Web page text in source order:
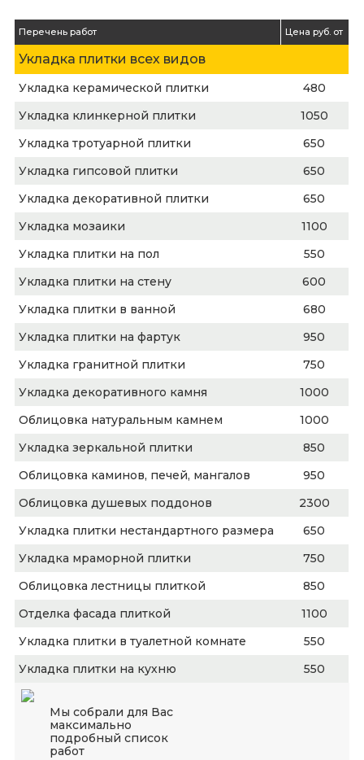
Перечень работ Цена руб. от
Укладка плитки всех видов
Укладка керамической плитки
480
Укладка клинкерной плитки
1050
Укладка тротуарной плитки
650
Укладка гипсовой плитки
650
Укладка декоративной плитки
650
Укладка мозаики
1100
Укладка плитки на пол
550
Укладка плитки на стену
600
Укладка плитки в ванной
680
Укладка плитки на фартук
950
Укладка гранитной плитки
750
Укладка декоративного камня
1000
Облицовка натуральным камнем
1000
Укладка зеркальной плитки
850
Облицовка каминов, печей, мангалов
950
Облицовка душевых поддонов
2300
Укладка плитки нестандартного размера
650
Укладка мраморной плитки
750
Облицовка лестницы плиткой
850
Отделка фасада плиткой
1100
Укладка плитки в туалетной комнате
550
Укладка плитки на кухню
550
Мы собрали для Вас
максимально
подробный список
работ